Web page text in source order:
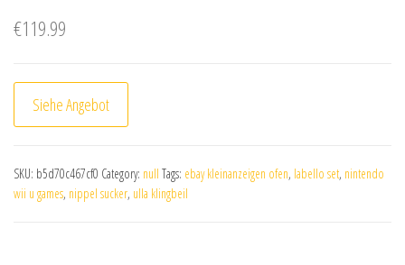
€119.99
Siehe Angebot
SKU: b5d70c467cf0 Category: null Tags: ebay kleinanzeigen ofen, labello set, nintendo
wii u games, nippel sucker, ulla klingbeil